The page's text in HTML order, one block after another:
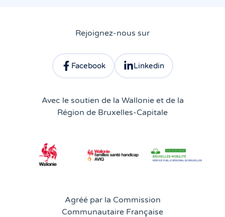
Rejoignez-nous sur
Facebook
Consulter le profil facebook d'Atingo
Linkedin
Consulter le profil linkedin
Avec le soutien de la Wallonie et de la
Région de Bruxelles-Capitale
Agréé par la Commission
Communautaire Française